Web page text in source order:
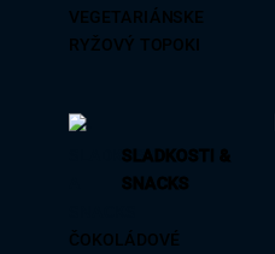
VEGETARIÁNSKE
RYŽOVÝ TOPOKI
SLADKOSTI &
SNACKS
ČOKOLÁDOVÉ